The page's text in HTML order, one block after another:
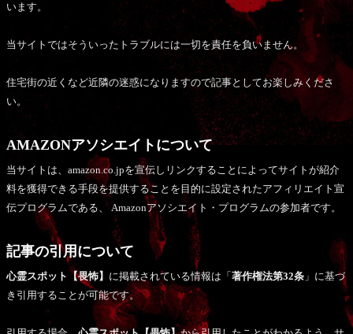
います。
当サイトではそういったトラブルには一切を責任を負いません。
住宅街の近くなど近隣の迷惑になりますので記事としてお楽しみくださ
い。
AMAZONアソシエイトについて
当サイトは、amazon.co.jpを宣伝しリンクすることによってサイトが紹介
料を獲得できる手段を提供することを目的に設定されたアフィリエイト宣
伝プログラムである、 Amazonアソシエイト・プログラムの参加者です。
記事の引用について
心霊スポット【畏怖】 に掲載されている情報は「 著作権法第32条 」に基づ
き引用することが可能です。